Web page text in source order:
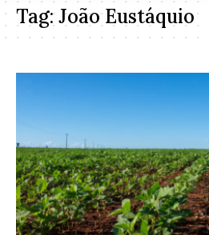
Tag:João Eustáquio